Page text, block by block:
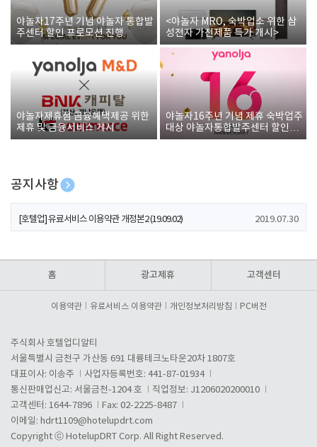
야놀자17주년 기념 야놀자 통합발
주센터 할인 프로모션 진행
<야놀자 MRO, 숙박업소 위한 삼
성전자 가전제품 특가 개시>
야놀자제휴점 금융혜택제공 위한
제휴 및 금융서비스 게시
야놀자16주년 기념 제휴 숙박업주
대상 야놀자통합발주센터 할인쿠
폰 증정
공지사항
[호텔업] 개인정보 처리방침 개정본1 (19.09.02)
[호텔업] 유료서비스 이용약관 개정본2 (19.09.02) 2019.07.30
홈 광고제휴 고객센터
이용약관 유료서비스 이용약관 개인정보처리방침 PC버전
주식회사 호텔업디알티
서울특별시 금천구 가산동 691 대륭테크노타운20차 1807호
대표이사: 이송주
사업자등록번호: 441-87-01934
통신판매업신고: 서울금천-1204 호
직업정보: J1206020200010
고객센터: 1644-7896
Fax: 02-2225-8487
이메일: hdrt1109@hotelupdrt.com
Copyright ⓒ HotelupDRT Corp. All Right Reserved.